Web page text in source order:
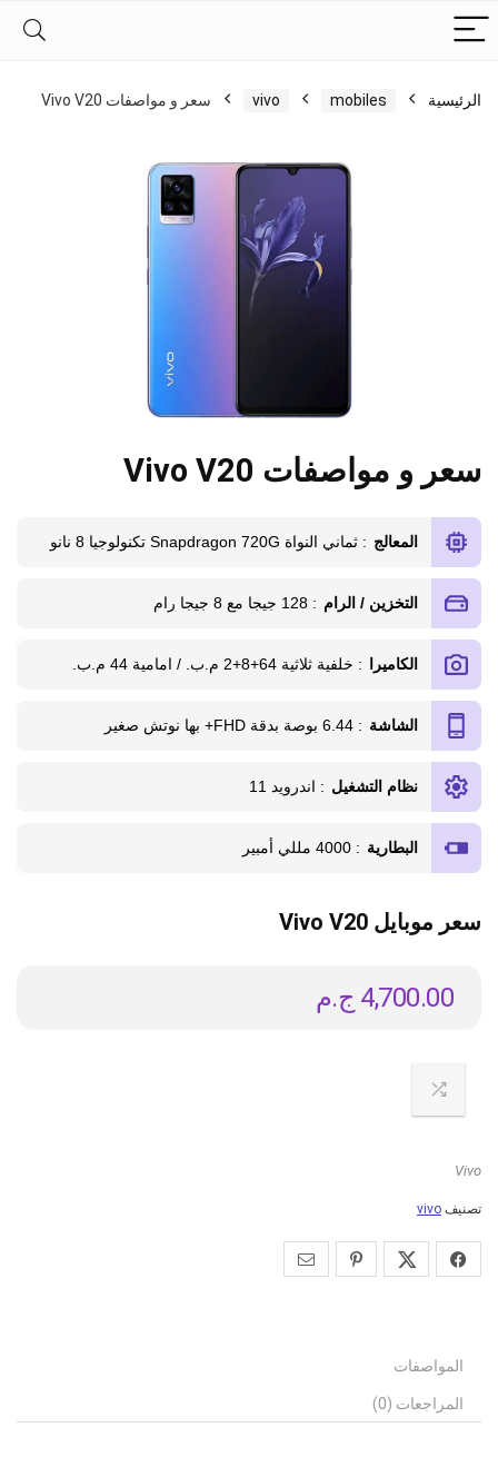
الرئيسية mobiles
vivo سعر و مواصفات Vivo V20
سعر و مواصفات Vivo V20
المعالج : ثماني النواة Snapdragon 720G تكنولوجيا 8 نانو
التخزين / الرام : 128 جيجا مع 8 جيجا رام
الكاميرا : خلفية ثلاثية 64+8+2 م.ب. / امامية 44 م.ب.
الشاشة : 6.44 بوصة بدقة FHD+ بها نوتش صغير
نظام التشغيل : اندرويد 11
البطارية : 4000 مللي أمبير
سعر موبايل Vivo V20
ج.م 4,700.00
Vivo
تصنيف vivo
المواصفات
المراجعات (0)